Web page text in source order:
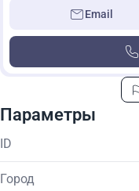
Email
Параметры
ID
Город